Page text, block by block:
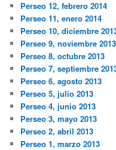
Perseo 12, febrero 2014
Perseo 11, enero 2014
Perseo 10, diciembre
Perseo 9, noviembre 2013
Perseo 8, octubre 2013
Perseo 7, septiembre
Perseo 6, agosto 2013
Perseo 5, julio 2013
Perseo 4, junio 2013
Perseo 3, mayo 2013
Perseo 2, abril 2013
Perseo 1, marzo 2013